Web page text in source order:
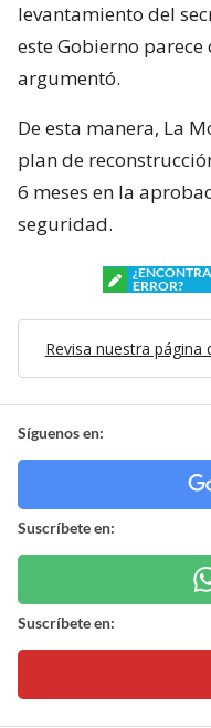
levantamiento del
este Gobierno
argumentó.
De esta manera, La
plan de
6 meses en la
seguridad.
ERROR?
Revisa nuestra página
Síguenos en:
Suscríbete en:
Suscríbete en: